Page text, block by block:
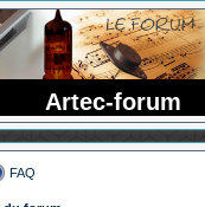
Artec-forum
FAQ